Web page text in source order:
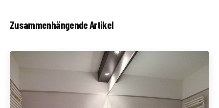
Zusammenhängende Artikel